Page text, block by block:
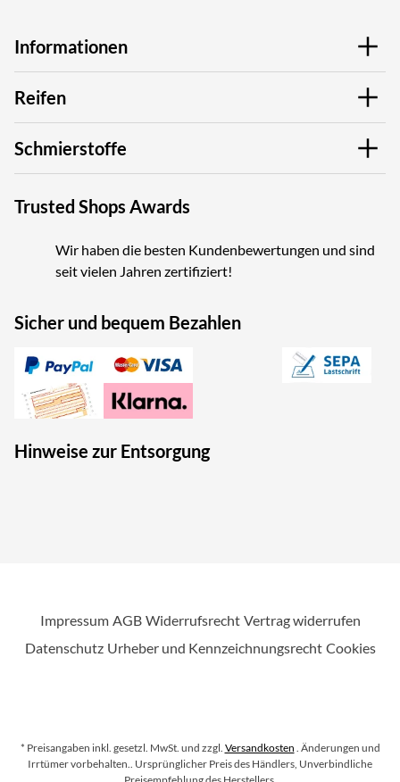
Informationen
Reifen
Schmierstoffe
Trusted Shops Awards
Wir haben die besten Kundenbewertungen und sind
seit vielen Jahren zertifiziert!
Sicher und bequem Bezahlen
Hinweise zur Entsorgung
Impressum AGB Widerrufsrecht Vertrag widerrufen
Datenschutz Urheber und Kennzeichnungsrecht Cookies
* Preisangaben inkl. gesetzl. MwSt. und zzgl. Versandkosten . Änderungen und
Irrtümer vorbehalten.
. Ursprünglicher Preis des Händlers, Unverbindliche